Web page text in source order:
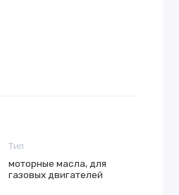
Тип
моторные масла, для
газовых двигателей